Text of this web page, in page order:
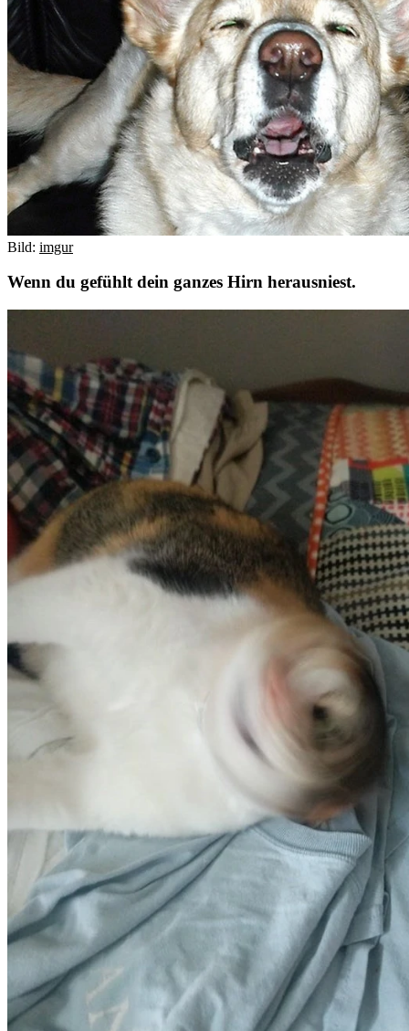
Bild: imgur
Wenn du gefühlt dein ganzes Hirn herausniest.